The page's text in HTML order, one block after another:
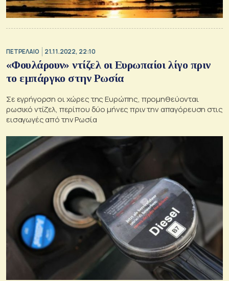
ΠΕΤΡΕΛΑΙΟ 21.11.2022, 22:10
«Φουλάρουν» ντίζελ οι Ευρωπαίοι λίγο πριν
το εμπάργκο στην Ρωσία
Σε εγρήγορση οι χώρες της Ευρώπης, προμηθεύονται
ρωσικό ντίζελ, περίπου δύο μήνες πριν την απαγόρευση στις
εισαγωγές από την Ρωσία